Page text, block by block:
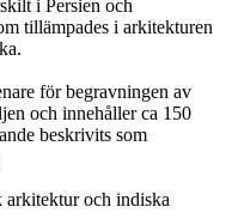
i Persien och
tillämpades i arkitekturen
för begravningen av
och innehåller ca 150
beskrivits som
arkitektur och indiska